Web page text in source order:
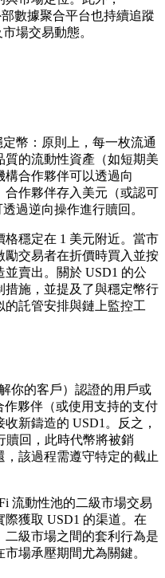
部數據聚合平台也持續追蹤
場交易動態。
幣：原則上，每一枚流通
的流動性資產（如短期美
構合作夥伴可以透過向
合作夥伴存入美元（或認可
過逆向操作進行贖回。
穩定在 1 美元附近。當市
交易者在折價時買入並按
賣出。關於 USD1 的公
措施，並提及了與穩定幣行
託管安排與鏈上監控工
你的客戶）認證的用戶或
夥伴（或使用支持的支付
新鑄造的 USD1。反之，
贖回，此時代幣將被銷
該過程需遵守特定的截止
流動性池的二級市場交易
獲取 USD1 的渠道。在
級市場之間的套利行為是
場承壓期間尤為關鍵。